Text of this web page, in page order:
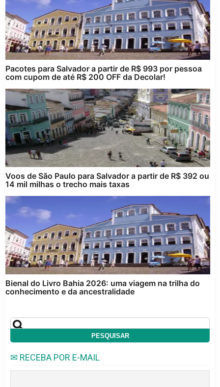
Pacotes para Salvador a partir de R$ 993 por pessoa
com cupom de até R$ 200 OFF da Decolar!
Voos de São Paulo para Salvador a partir de R$ 392 ou
14 mil milhas o trecho mais taxas
Bienal do Livro Bahia 2026: uma viagem na trilha do
conhecimento e da ancestralidade
✉ RECEBA POR E-MAIL